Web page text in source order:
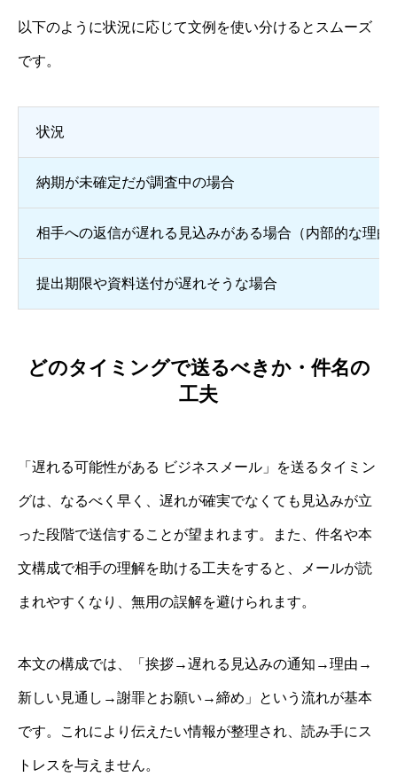
以下のように状況に応じて文例を使い分けるとスムーズ
です。
状況
納期が未確定だが調査中の場合
相手への返信が遅れる見込みがある場合（内部的な理由
提出期限や資料送付が遅れそうな場合
どのタイミングで送るべきか・件名の
工夫
「遅れる可能性がある ビジネスメール」を送るタイミン
グは、なるべく早く、遅れが確実でなくても見込みが立
った段階で送信することが望まれます。また、件名や本
文構成で相手の理解を助ける工夫をすると、メールが読
まれやすくなり、無用の誤解を避けられます。
本文の構成では、「挨拶→遅れる見込みの通知→理由→
新しい見通し→謝罪とお願い→締め」という流れが基本
です。これにより伝えたい情報が整理され、読み手にス
トレスを与えません。